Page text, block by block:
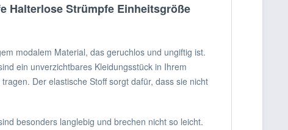
Halterlose Strümpfe Einheitsgröße
modalem Material, das geruchlos und ungiftig ist.
ein unverzichtbares Kleidungsstück in Ihrem
Der elastische Stoff sorgt dafür, dass sie nicht
besonders langlebig und brechen nicht so leicht.